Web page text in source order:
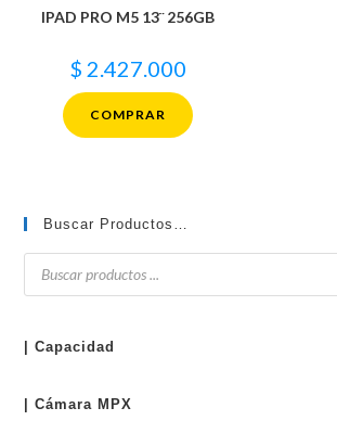
IPAD PRO M5 13¨ 256GB
$ 2.427.000
COMPRAR
Buscar Productos…
Búsqueda
productos
| Capacidad
| Cámara MPX